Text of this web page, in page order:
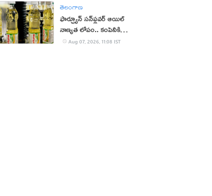
తెలంగాణ
ఫార్చ్యూన్ సన్‌ఫ్లవర్ ఆయిల్
నాణ్యత లోపం.. కంపెనీకి
జరిమానా
Aug 07, 2026, 11:08 IST